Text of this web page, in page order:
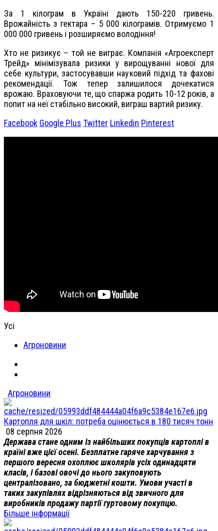
За 1 кілограм в Україні дають 150-220 гривень.
Врожайність з гектара – 5 000 кілограмів. Отримуємо 1
000 000 гривень і розширяємо володіння!
Хто не ризикує – той не виграє. Компанія «Агроексперт
Трейд» мінімізувала ризики у вирощуванні нової для
себе культури, застосувавши науковий підхід та фахові
рекомендації. Тож тепер залишилося дочекатися
врожаю. Враховуючи те, що спаржа родить 10-12 років, а
попит на неї стабільно високий, виграш вартий ризику.
Facebook Google Plus Twitter Linkedin Pinterest
Усі
Агроновини
Агроновини
Картопля для шкіл: потреба оцінюється в 180 тисяч тонн
08 серпня 2026
Держава стане одним із найбільших покупців картоплі в
країні вже цієї осені. Безплатне гаряче харчування з
першого вересня охоплює школярів усіх одинадцяти
класів, і базові овочі до нього закуповують
централізовано, за бюджетні кошти. Умови участі в
таких закупівлях відрізняються від звичного для
виробників продажу партії гуртовому покупцю.
Більше інформації